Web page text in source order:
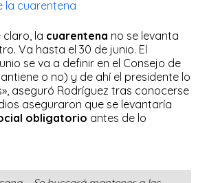
la cuarentena
claro, la cuarentena no se levanta
Va hasta el 30 de junio. El
se va a definir en el Consejo de
o no) y de ahí el presidente lo
aseguró Rodríguez tras conocerse
aseguraron que se levantaría
obligatorio antes de lo